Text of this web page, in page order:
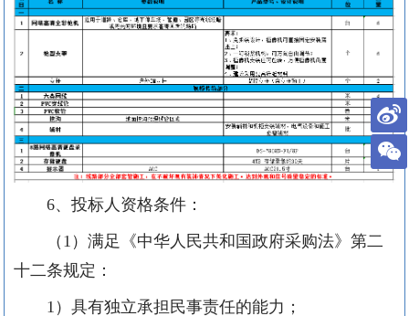
6、投标人资格条件：
（ 1 ）满足《中华人民共和国政府采购法》第二
十二条规定：
1 ）具有独立承担民事责任的能力；